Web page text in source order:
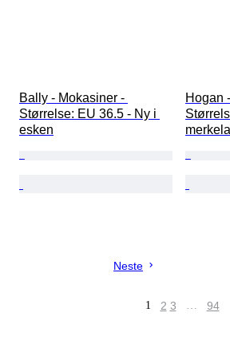
Bally - Mokasiner -
Størrelse: EU 36.5 - Ny i
esken
Hogan
Neste
1 2 3 … 94